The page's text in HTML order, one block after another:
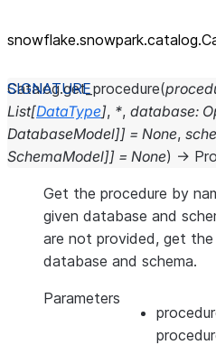
Catalog.get_procedure(
List[DataType], *, database:
DatabaseModel]] = None,
SchemaModel]] = None) →
Get the procedure by
given database and
are not provided, get
database and schema.
Parameters